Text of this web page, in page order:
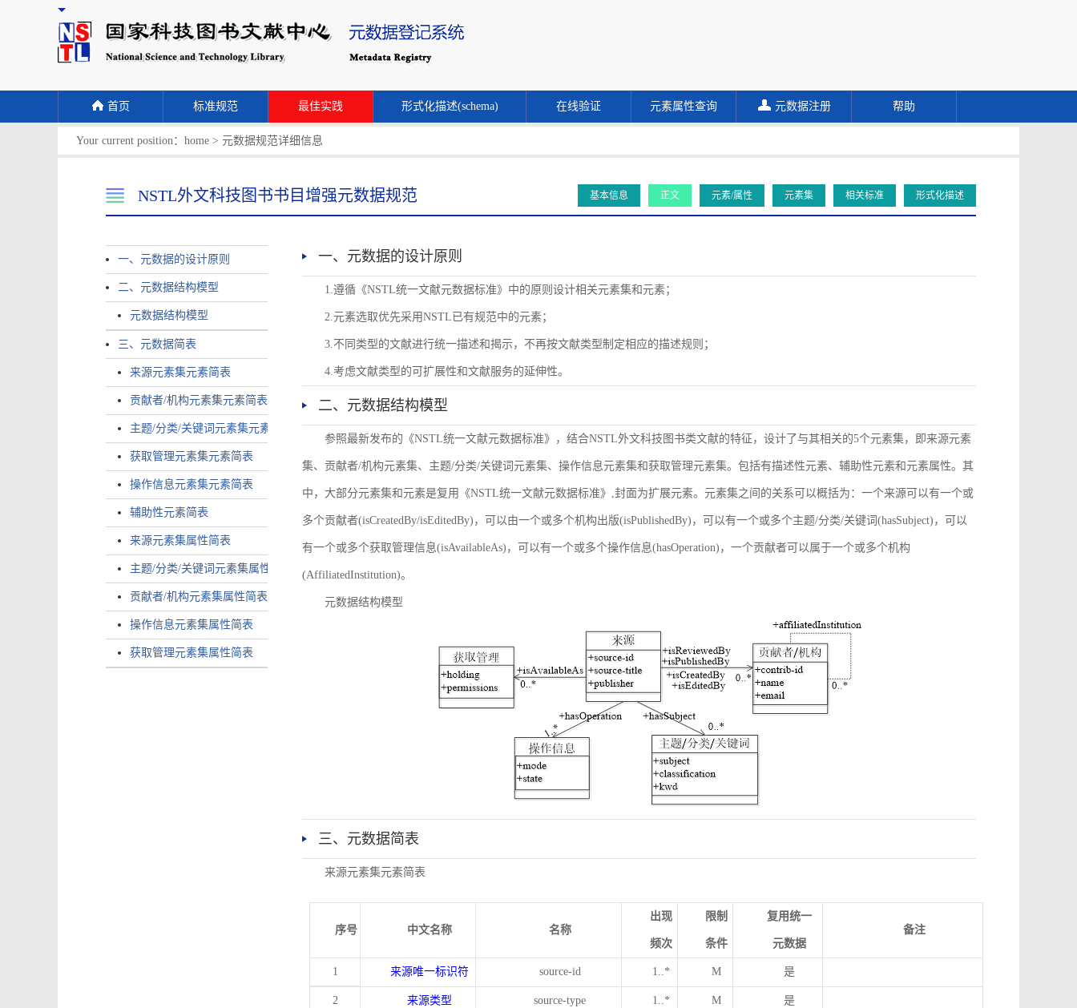
首页 标准规范 最佳实践 形式化描述(schema) 在线验证 元素属性查询 元数据注册 帮助
Your current position： home > 元数据规范详细信息
NSTL外文科技图书书目增强元数据规范 基本信息 正文 元素/属性 元素集 相关标准 形式化描述
一、元数据的设计原则
二、元数据结构模型
元数据结构模型
三、元数据简表
来源元素集元素简表
贡献者/机构元素集元素简表
主题/分类/关键词元素集元素简表
获取管理元素集元素简表
操作信息元素集元素简表
辅助性元素简表
来源元素集属性简表
主题/分类/关键词元素集属性简表
贡献者/机构元素集属性简表
操作信息元素集属性简表
获取管理元素集属性简表
一、元数据的设计原则
1.遵循《NSTL统一文献元数据标准》中的原则设计相关元素集和元素；
2.元素选取优先采用NSTL已有规范中的元素；
3.不同类型的文献进行统一描述和揭示，不再按文献类型制定相应的描述规则；
4.考虑文献类型的可扩展性和文献服务的延伸性。
二、元数据结构模型
参照最新发布的《NSTL统一文献元数据标准》，结合NSTL外文科技图书类文献的特征，设计了与其相关的5个元素集，即来源元素
集、贡献者/机构元素集、主题/分类/关键词元素集、操作信息元素集和获取管理元素集。包括有描述性元素、辅助性元素和元素属性。其
中，大部分元素集和元素是复用《NSTL统一文献元数据标准》,封面为扩展元素。元素集之间的关系可以概括为：一个来源可以有一个或
多个贡献者(isCreatedBy/isEditedBy)，可以由一个或多个机构出版(isPublishedBy)，可以有一个或多个主题/分类/关键词(hasSubject)，可以
有一个或多个获取管理信息(isAvailableAs)，可以有一个或多个操作信息(hasOperation)，一个贡献者可以属于一个或多个机构
(AffiliatedInstitution)。
元数据结构模型
三、元数据简表
来源元素集元素简表
序号 中文名称 名称
出现
频次
限制
条件
复用统一
元数据
备注
1 来源唯一标识符 source-id 1..* M 是
2 来源类型 source-type 1..* M 是